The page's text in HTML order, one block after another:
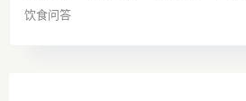
饮食问答